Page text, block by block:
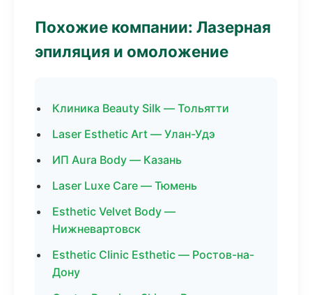
Похожие компании: Лазерная
эпиляция и омоложение
Клиника Beauty Silk — Тольятти
Laser Esthetic Art — Улан-Удэ
ИП Aura Body — Казань
Laser Luxe Care — Тюмень
Esthetic Velvet Body —
Нижневартовск
Esthetic Clinic Esthetic — Ростов-на-
Дону